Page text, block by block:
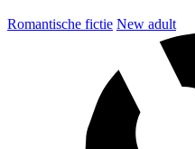
Romantische fictie New adult